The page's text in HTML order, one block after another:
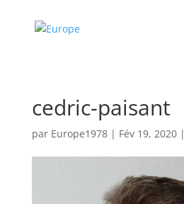
cedric-paisant
par Europe1978| Fév 19, 2020|